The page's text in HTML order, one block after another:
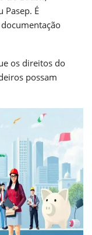
Pasep. É
os direitos do
possam